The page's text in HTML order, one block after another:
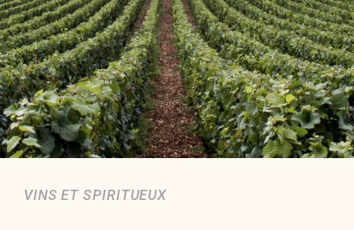
Organiser un événement
Offrir un bon cadeau
Nous contacter
NOUS CONTACTER
VINS ET SPIRITUEUX